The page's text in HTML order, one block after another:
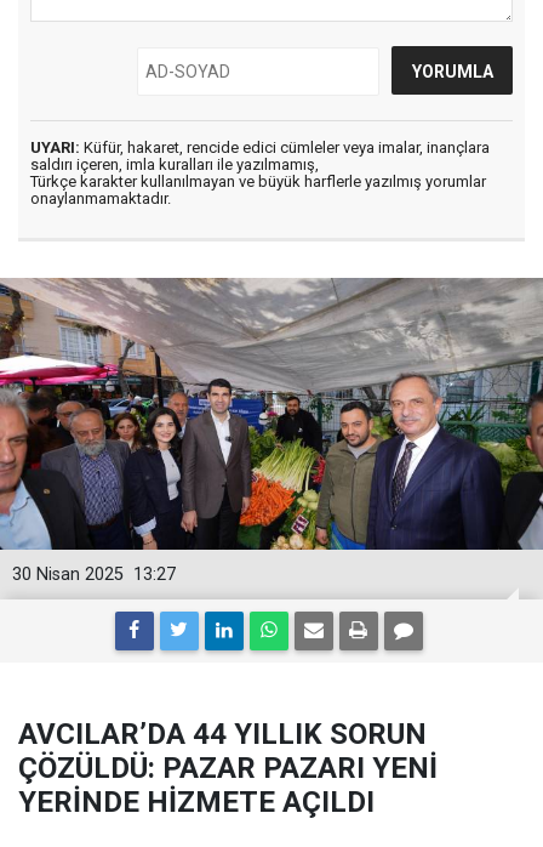
UYARI: Küfür, hakaret, rencide edici cümleler veya imalar, inançlara
saldırı içeren, imla kuralları ile yazılmamış,
Türkçe karakter kullanılmayan ve büyük harflerle yazılmış yorumlar
onaylanmamaktadır.
13:27
30 Nisan 2025
AVCILAR’DA 44 YILLIK SORUN
ÇÖZÜLDÜ: PAZAR PAZARI YENİ
YERİNDE HİZMETE AÇILDI